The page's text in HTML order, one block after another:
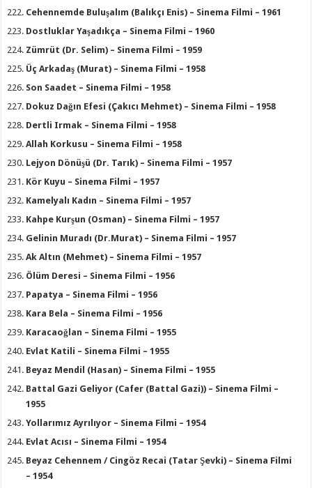
Cehennemde Buluşalım (Balıkçı Enis) – Sinema Filmi – 1961
Dostluklar Yaşadıkça – Sinema Filmi – 1960
Zümrüt (Dr. Selim) – Sinema Filmi – 1959
Üç Arkadaş (Murat) – Sinema Filmi – 1958
Son Saadet – Sinema Filmi – 1958
Dokuz Dağın Efesi (Çakıcı Mehmet) – Sinema Filmi – 1958
Dertli Irmak – Sinema Filmi – 1958
Allah Korkusu – Sinema Filmi – 1958
Lejyon Dönüşü (Dr. Tarık) – Sinema Filmi – 1957
Kör Kuyu – Sinema Filmi – 1957
Kamelyalı Kadın – Sinema Filmi – 1957
Kahpe Kurşun (Osman) – Sinema Filmi – 1957
Gelinin Muradı (Dr.Murat) – Sinema Filmi – 1957
Ak Altın (Mehmet) – Sinema Filmi – 1957
Ölüm Deresi – Sinema Filmi – 1956
Papatya – Sinema Filmi – 1956
Kara Bela – Sinema Filmi – 1956
Karacaoğlan – Sinema Filmi – 1955
Evlat Katili – Sinema Filmi – 1955
Beyaz Mendil (Hasan) – Sinema Filmi – 1955
Battal Gazi Geliyor (Cafer (Battal Gazi)) – Sinema Filmi –
1955
Yollarımız Ayrılıyor – Sinema Filmi – 1954
Evlat Acısı – Sinema Filmi – 1954
Beyaz Cehennem / Cingöz Recai (Tatar Şevki) – Sinema Filmi
– 1954